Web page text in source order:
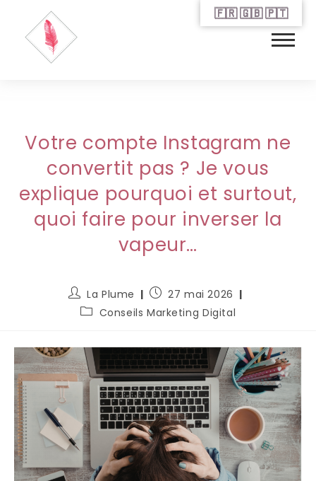
Votre compte Instagram ne
convertit pas ? Je vous
explique pourquoi et surtout,
quoi faire pour inverser la
vapeur…
La Plume
27 mai 2026
Conseils Marketing Digital
🇫🇷 🇬🇧 🇵🇹